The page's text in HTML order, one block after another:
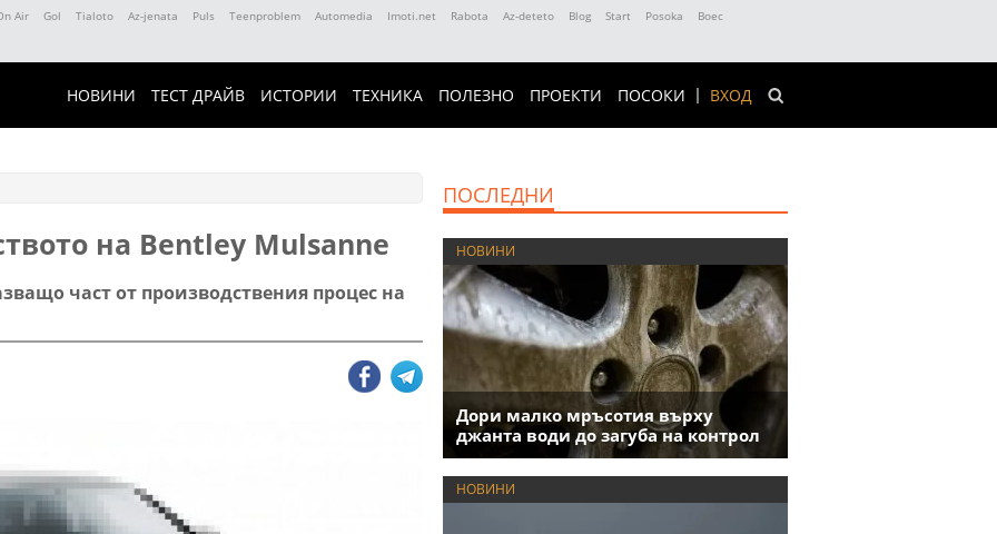
Air Gol Tialoto Az-jenata Puls Teenproblem Automedia Imoti.net Rabota Az-deteto Blog Start Posoka Boec
ВХОД
НОВИНИ ТЕСТ ДРАЙВ ИСТОРИИ ТЕХНИКА ПОЛЕЗНО ПРОЕКТИ ПОСОКИ
на Bentley Mulsanne
част от производствения процес на
ПОСЛЕДНИ
НОВИНИ
Дори малко мръсотия върху
джанта води до загуба на контрол
НОВИНИ